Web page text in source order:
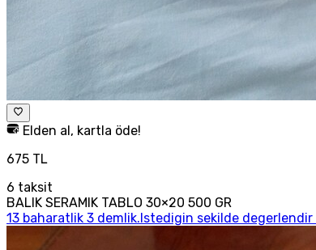
Elden al, kartla öde!
675 TL
6 taksit
BALIK SERAMIK TABLO 30×20 500 GR
13 baharatlik 3 demlik.Istedigin sekilde degerlendir